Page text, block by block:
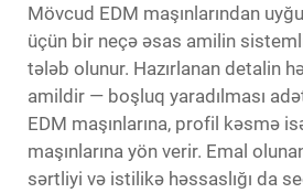
Mövcud EDM maşınlarından
üçün bir neçə əsas amilin
tələb olunur. Hazırlanan detalin
amildir — boşluq yaradılması
EDM maşınlarına, profil kəsmə
maşınlarına yön verir. Emal
sərtliyi və istilikə həssaslığı da